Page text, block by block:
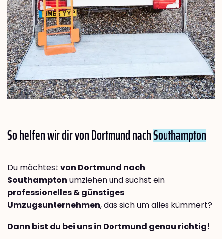
So helfen wir dir von Dortmund nachSouthampton
Du möchtest von Dortmund nach
Southampton umziehen und suchst ein
professionelles & günstiges
Umzugsunternehmen, das sich um alles kümmert?
Dann bist du bei uns in Dortmund genau richtig!